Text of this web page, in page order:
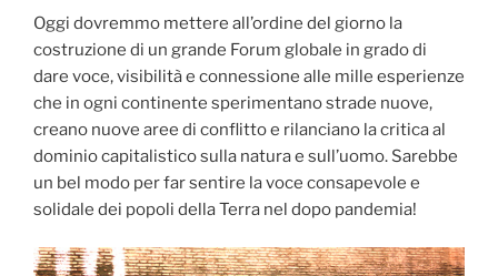
Oggi dovremmo mettere all’ordine del giorno la
costruzione di un grande Forum globale in grado di
dare voce, visibilità e connessione alle mille esperienze
che in ogni continente sperimentano strade nuove,
creano nuove aree di conflitto e rilanciano la critica al
dominio capitalistico sulla natura e sull’uomo. Sarebbe
un bel modo per far sentire la voce consapevole e
solidale dei popoli della Terra nel dopo pandemia!